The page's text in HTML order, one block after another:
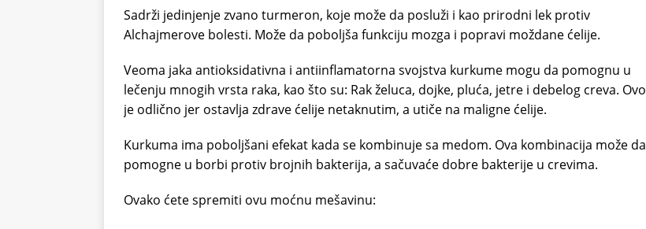
Sadrži jedinjenje zvano turmeron, koje može da posluži i kao prirodni lek protiv
Alchajmerove bolesti. Može da poboljša funkciju mozga i popravi moždane ćelije.
Veoma jaka antioksidativna i antiinflamatorna svojstva kurkume mogu da pomognu u
lečenju mnogih vrsta raka, kao što su: Rak želuca, dojke, pluća, jetre i debelog creva. Ovo
je odlično jer ostavlja zdrave ćelije netaknutim, a utiče na maligne ćelije.
Kurkuma ima poboljšani efekat kada se kombinuje sa medom. Ova kombinacija može da
pomogne u borbi protiv brojnih bakterija, a sačuvaće dobre bakterije u crevima.
Ovako ćete spremiti ovu moćnu mešavinu: